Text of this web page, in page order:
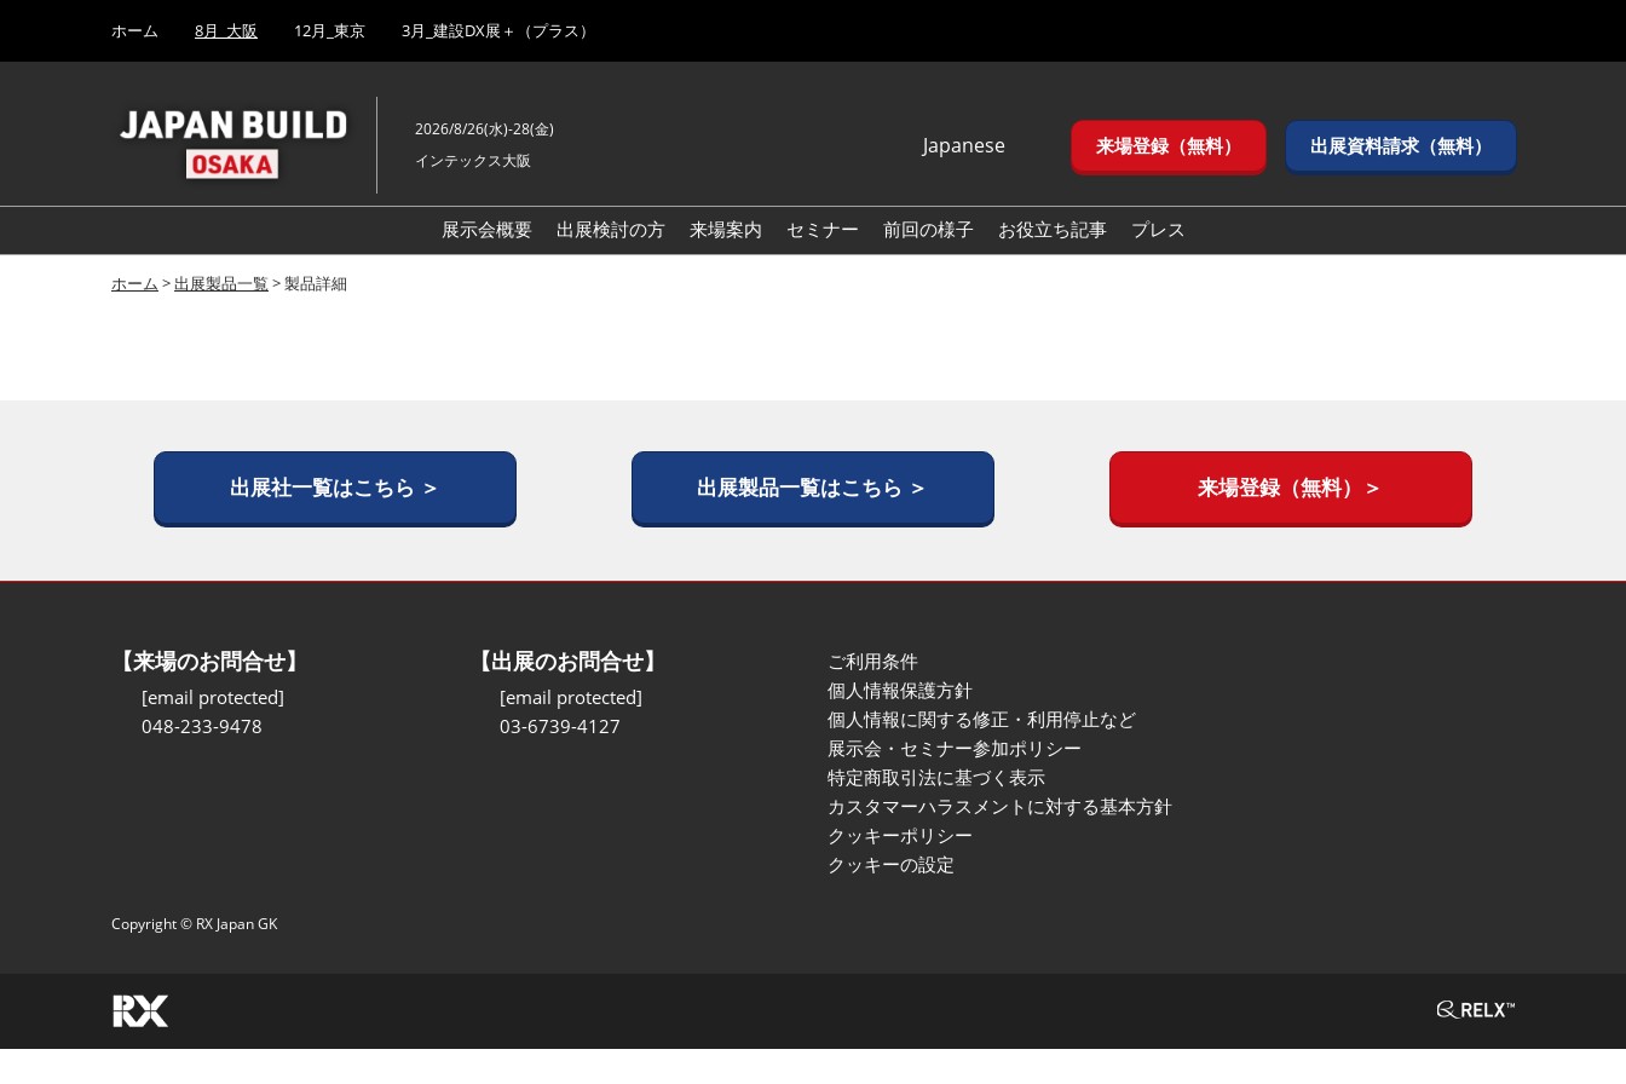
キ
し
to
ホーム 8月_大阪 12月_東京 3月_建設DX展＋（プラス）
2026/8/26(水)-28(金)
インテックス大阪
Japanese
English
Korean (Naver
来場登録（無料） 出展資料請求（無料）
展示会概要 出展検討の方 来場案内 セミナー 前回の様子 お役立ち記事 プレス
ホーム >出展製品一覧 > 製品詳細
出展社一覧はこちら ＞ 出展製品一覧はこちら ＞ 来場登録（無料）＞
【来場のお問合せ】
[email protected]
048-233-9478
【出展のお問合せ】
[email protected]
03-6739-4127
ご利用条件
個人情報保護方針
個人情報に関する修正・利用停止など
展示会・セミナー参加ポリシー
特定商取引法に基づく表示
カスタマーハラスメントに対する基本方針
クッキーポリシー
クッキーの設定
Copyright © RX Japan GK